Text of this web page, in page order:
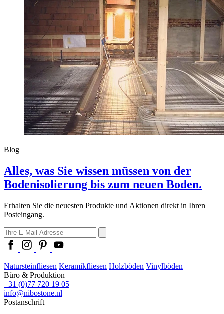
Blog
Alles, was Sie wissen müssen von der
Bodenisolierung bis zum neuen Boden.
Erhalten Sie die neuesten Produkte und Aktionen direkt in Ihren
Posteingang.
Natursteinfliesen Keramikfliesen Holzböden Vinylböden
Büro & Produktion
+31 (0)77 720 19 05
info@nibostone.nl
Postanschrift